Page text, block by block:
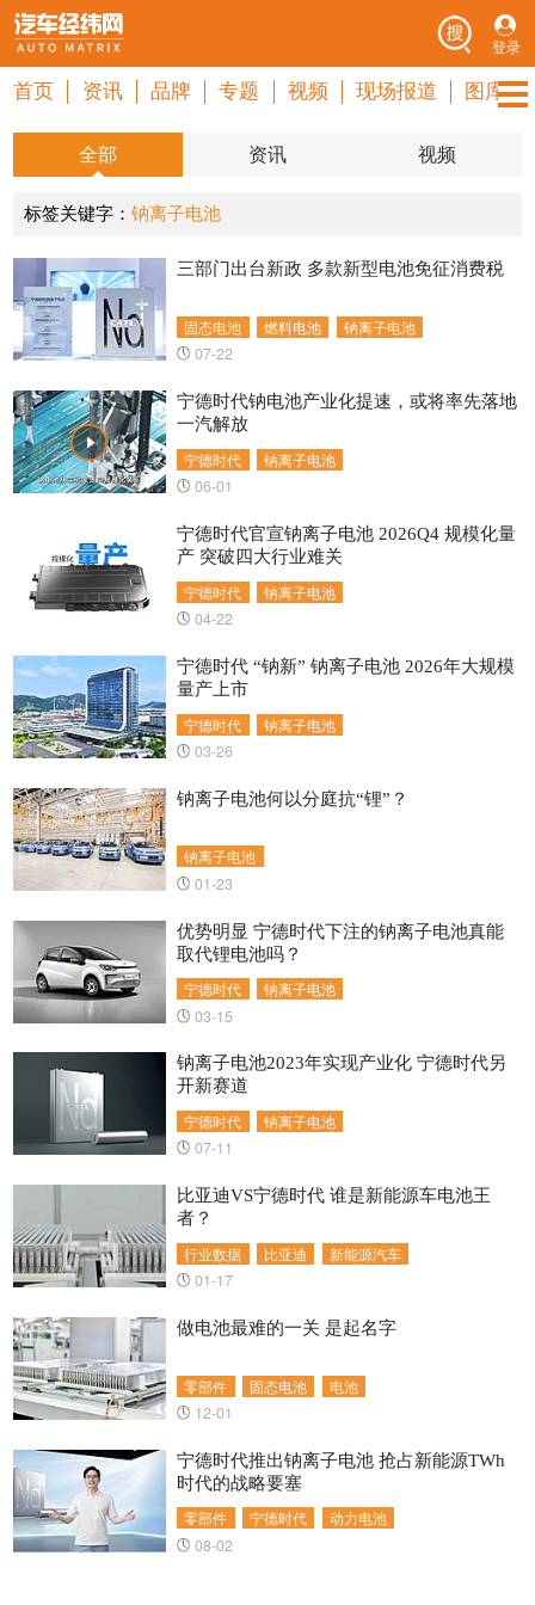
登录
首页 资讯 品牌 专题 视频 现场报道 图库
全部 资讯 视频
标签关键字： 钠离子电池
固态电池 燃料电池 钠离子电池
三部门出台新政 多款新型电池免征消费税
07-22
宁德时代 钠离子电池
宁德时代钠电池产业化提速，或将率先落地
一汽解放
06-01
宁德时代 钠离子电池
宁德时代官宣钠离子电池 2026Q4 规模化量
产 突破四大行业难关
04-22
宁德时代 钠离子电池
宁德时代 “钠新” 钠离子电池 2026年大规模
量产上市
03-26
钠离子电池
钠离子电池何以分庭抗“锂”？
01-23
宁德时代 钠离子电池
优势明显 宁德时代下注的钠离子电池真能
取代锂电池吗？
03-15
宁德时代 钠离子电池
钠离子电池2023年实现产业化 宁德时代另
开新赛道
07-11
行业数据 比亚迪 新能源汽车
比亚迪VS宁德时代 谁是新能源车电池王
者？
01-17
零部件 固态电池 电池
做电池最难的一关 是起名字
12-01
零部件 宁德时代 动力电池
宁德时代推出钠离子电池 抢占新能源TWh
时代的战略要塞
08-02